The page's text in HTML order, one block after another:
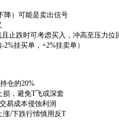
降）可能是卖出信号
止跌时可考虑买入，冲高至压力位
挂买单，+2%挂卖单）
仓的20%
，避免T飞或深套
易成本侵蚀利润
/下跌行情慎用反T